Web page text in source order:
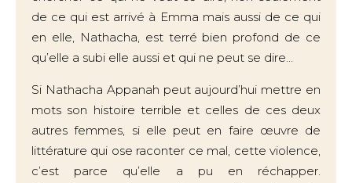
de ce qui est arrivé à Emma mais aussi de ce qui
en elle, Nathacha, est terré bien profond de ce
qu’elle a subi elle aussi et qui ne peut se dire…
Si Nathacha Appanah peut aujourd’hui mettre en
mots son histoire terrible et celles de ces deux
autres femmes, si elle peut en faire œuvre de
littérature qui ose raconter ce mal, cette violence,
c’est parce qu’elle a pu en réchapper.